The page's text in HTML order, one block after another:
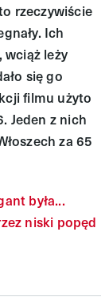
rzeczywiście
Ich
wciąż leży
się go
filmu użyto
Jeden z nich
za 65
była...
niski popęd